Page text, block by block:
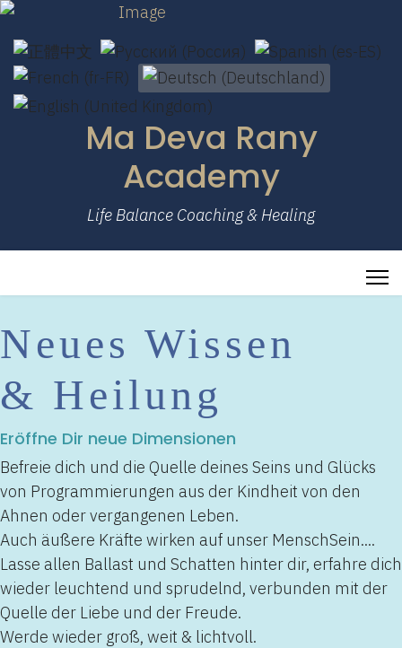
Sprache auswählen
Ma Deva Rany
Academy
Life Balance Coaching & Healing
Neues Wissen
& Heilung
Eröffne Dir neue Dimensionen
Befreie dich und die Quelle deines Seins und Glücks
von Programmierungen aus der Kindheit von den
Ahnen oder vergangenen Leben.
Auch äußere Kräfte wirken auf unser MenschSein....
Lasse allen Ballast und Schatten hinter dir, erfahre dich
wieder leuchtend und sprudelnd, verbunden mit der
Quelle der Liebe und der Freude.
Werde wieder groß, weit & lichtvoll.